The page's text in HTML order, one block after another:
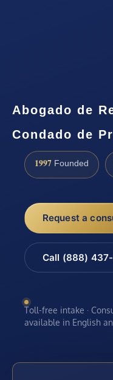
Abogado de
Condado de
1997 Founded
Request a
Call (888)
Toll-free intake ·
available in English